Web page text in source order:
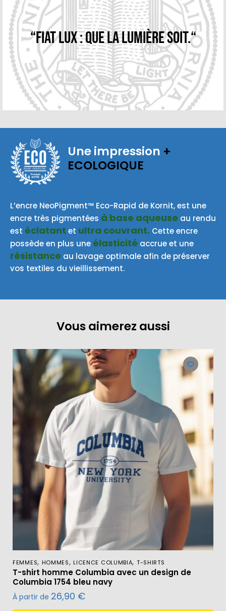
“Fiat Lux : Que la lumière soit.“
BASE AQUEUSE
Une impression +
ECOLOGIQUE
L’encre NeoPigment™ Eco-Rapid de Kornit, est une
encre très pigmentées à base aqueuse au rendu
est éclatant et ultra couvrant. Cette encre
possède en plus une élasticité accrue et une
résistance au lavage optimale afin de préserver
vos textiles du vieillissement.
Vous aimerez aussi
FEMMES, HOMMES, LICENCE COLUMBIA, T-SHIRTS
T-shirt homme Columbia avec un design de
Columbia 1754 bleu navy
À partir de 26,90 €